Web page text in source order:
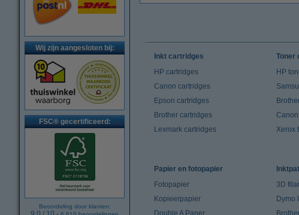
Wij zijn aangesloten bij:
FSC® gecertificeerd:
Beoordeling door klanten:
Inkt cartridges
HP cartridges
Canon cartridges
Epson cartridges
Brother cartridges
Lexmark cartridges
Toner
HP
Xerox
Papier en fotopapier
Fotopapier
Kopieerpapier
Double A Paper
3D
Dymo